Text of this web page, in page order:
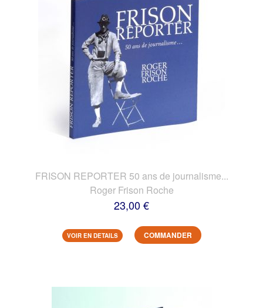
FRISON REPORTER 50 ans de journalisme...
Roger Frison Roche
23,00 €
VOIR EN DETAILS COMMANDER